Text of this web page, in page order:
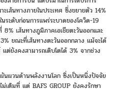
เส้นทางภายในประเทศ ซึ่งขยายตัว 14%
ระดับก่อนการแพร่ระบาดของโควิด-19
เส้นทางภูมิภาคเอเชียตะวันออกและ
ขณะที่เส้นทางตะวันออกกลาง แม้จะได้
ยังคงสามารถเติบโตได้ 3% จากช่วง
นผวนด้านพลังงานโลก ซึ่งเป็นหนึ่งปัจจัย
เต็มที่ แต่ BAFS GROUP ยังคงรักษา